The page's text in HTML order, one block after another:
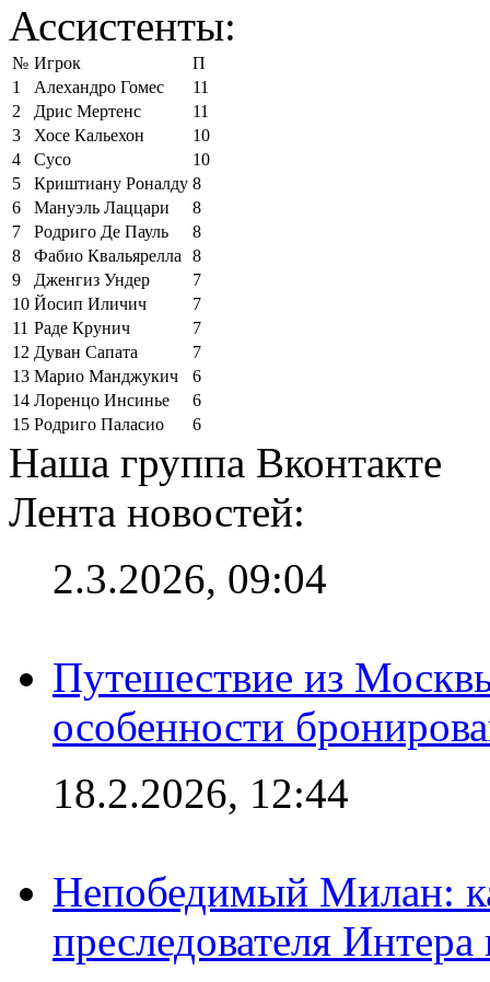
Ассистенты:
№ Игрок
П
1
Алехандро Гомес
11
2
Дрис Мертенс
11
3
Хосе Кальехон
10
4
Сусо
10
5
Криштиану Роналду 8
6
Мануэль Лаццари
8
7
Родриго Де Пауль
8
8
Фабио Квальярелла
8
9
Дженгиз Ундер
7
10 Йосип Иличич
7
11 Раде Крунич
7
12 Дуван Сапата
7
13 Марио Манджукич
6
14 Лоренцо Инсинье
6
15 Родриго Паласио 6
Наша группа Вконтакте
Лента новостей:
2.3.2026, 09:04
Путешествие из
особенности
18.2.2026, 12:44
Непобедимый Милан:
преследователя